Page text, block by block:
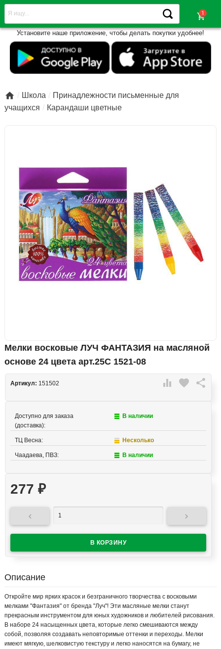
shopping_cart
Установите наше приложение, чтобы делать покупки удобнее!
 Школа
Принадлежности письменные для
учащихся
Карандаши цветные
Мелки восковые ЛУЧ ФАНТАЗИЯ на масляной
основе 24 цвета арт.25С 1521-08
 favorite 
Артикул: 151502
Доступно для заказа
(доставка):
В наличии
ТЦ Весна: Несколько
Чаадаева, ПВЗ: В наличии
277 ₽
 
Описание
Откройте мир ярких красок и безграничного творчества с восковыми
мелками "Фантазия" от бренда "Луч"! Эти масляные мелки станут
прекрасным инструментом для юных художников и любителей рисования.
В наборе 24 насыщенных цвета, которые легко смешиваются между
собой, позволяя создавать неповторимые оттенки и переходы. Мелки
имеют мягкую, шелковистую текстуру и легко наносятся на бумагу, не